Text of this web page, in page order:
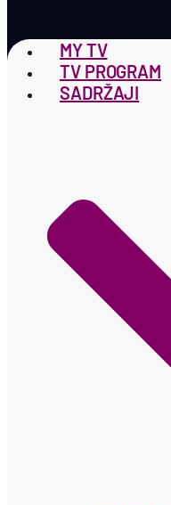
MY TV
TV PROGRAM
SADRŽAJI